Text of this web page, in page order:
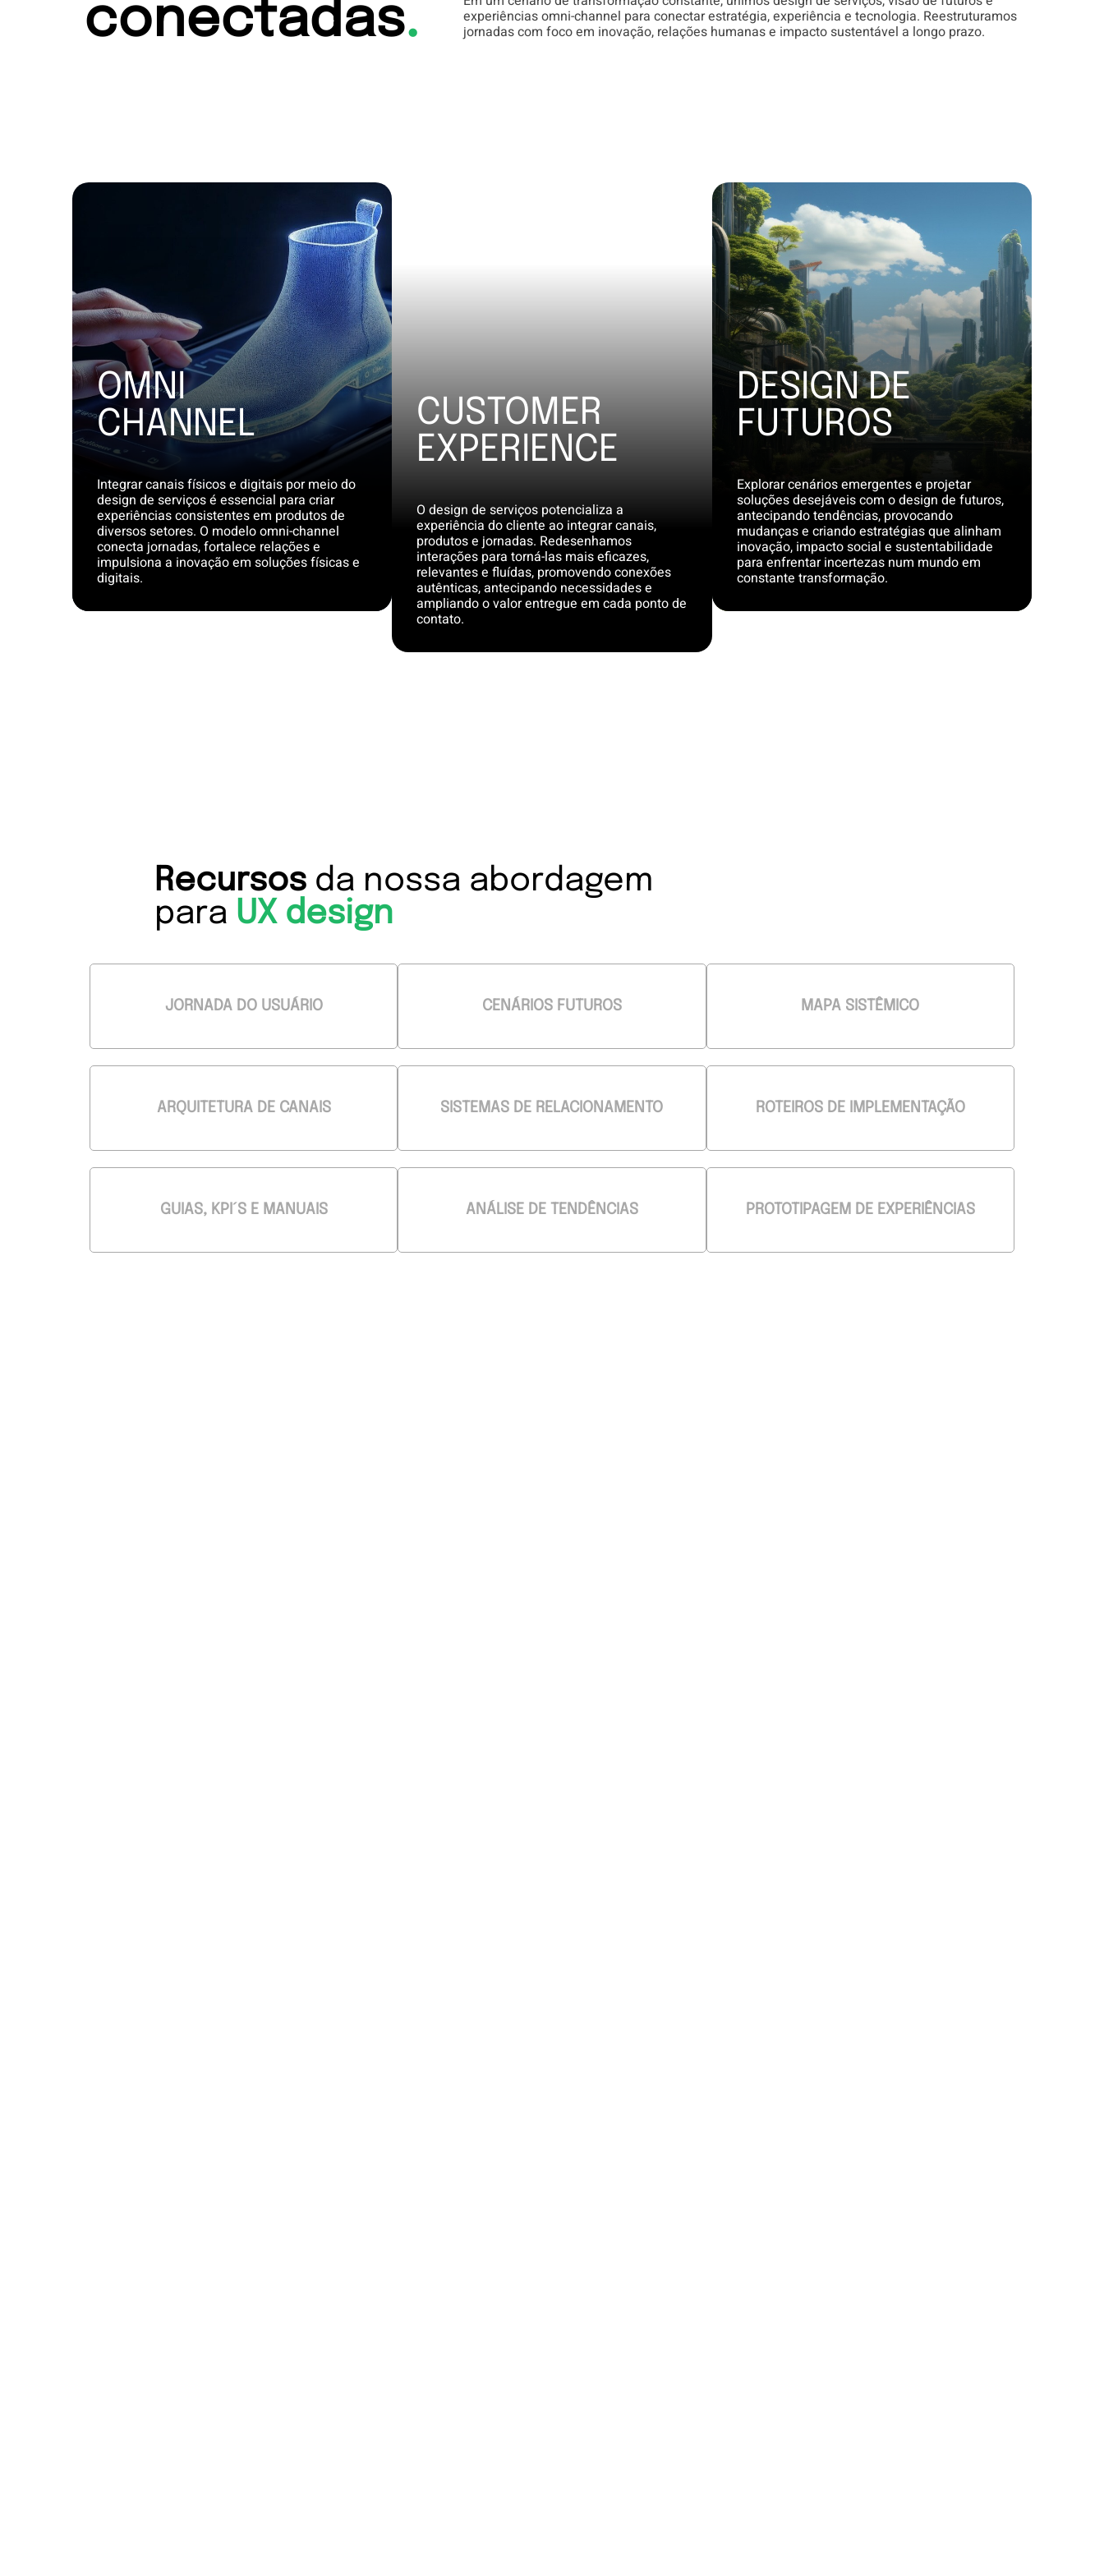
conectadas. experiências omni-channel para conectar estratégia, experiência e tecnologia. Reestruturamos
jornadas com foco em inovação, relações humanas e impacto sustentável a longo prazo.
OMNI
CHANNEL
Integrar canais físicos e digitais por meio do
design de serviços é essencial para criar
experiências consistentes em produtos de
diversos setores. O modelo omni-channel
conecta jornadas, fortalece relações e
impulsiona a inovação em soluções físicas e
digitais.
CUSTOMER
EXPERIENCE
O design de serviços potencializa a
experiência do cliente ao integrar canais,
produtos e jornadas. Redesenhamos
interações para torná-las mais eficazes,
relevantes e fluídas, promovendo conexões
autênticas, antecipando necessidades e
ampliando o valor entregue em cada ponto de
contato.
DESIGN DE
FUTUROS
Explorar cenários emergentes e projetar
soluções desejáveis com o design de futuros,
antecipando tendências, provocando
mudanças e criando estratégias que alinham
inovação, impacto social e sustentabilidade
para enfrentar incertezas num mundo em
constante transformação.
Recursos da nossa abordagem
para UX design
JORNADA DO USUÁRIO CENÁRIOS FUTUROS MAPA SISTÊMICO
ARQUITETURA DE CANAIS SISTEMAS DE RELACIONAMENTO ROTEIROS DE IMPLEMENTAÇÃO
GUIAS, KPI´S E MANUAIS ANÁLISE DE TENDÊNCIAS PROTOTIPAGEM DE EXPERIÊNCIAS